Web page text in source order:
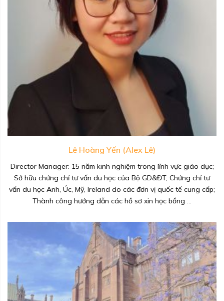
Lê Hoàng Yến (Alex Lê)
Director Manager: 15 năm kinh nghiệm trong lĩnh vực giáo dục;
Sở hữu chứng chỉ tư vấn du học của Bộ GD&ĐT, Chứng chỉ tư
vấn du học Anh, Úc, Mỹ, Ireland do các đơn vị quốc tế cung cấp;
Thành công hướng dẫn các hồ sơ xin học bổng ...